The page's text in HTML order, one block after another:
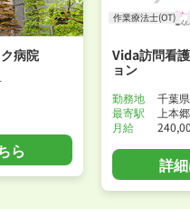
病院
ら
作業療法士(OT)
Vida訪問看
ョン
勤務地
千葉
最寄駅
上本
月給
詳